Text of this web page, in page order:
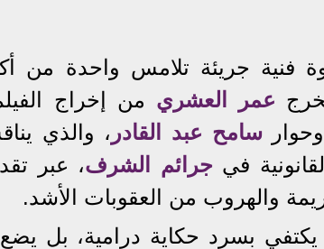
فنية جريئة تلامس واحدة من
عمر العشري من إخراج
وحوارسامح عبد القادر ، والذي
في جرائم الشرف، عبر
والهروب من العقوبات الأشد.
يكتفي بسرد حكاية درامية، بل